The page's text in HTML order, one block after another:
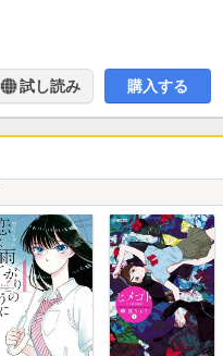
試し読み 購入する